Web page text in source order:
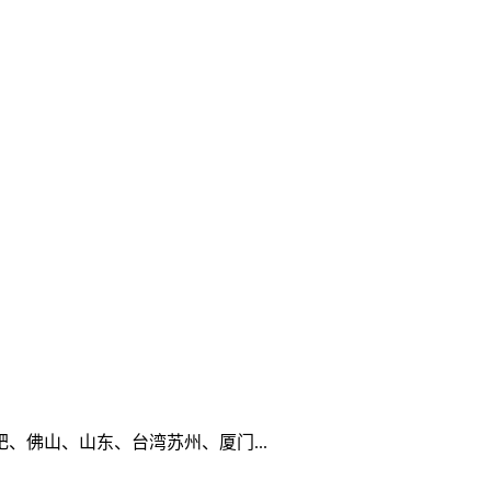
佛山、山东、台湾苏州、厦门...